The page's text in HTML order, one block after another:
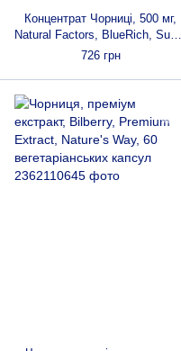
Концентрат Чорниці, 500 мг,
Natural Factors, BlueRich, Super
Strength, 90 капсул
726 грн